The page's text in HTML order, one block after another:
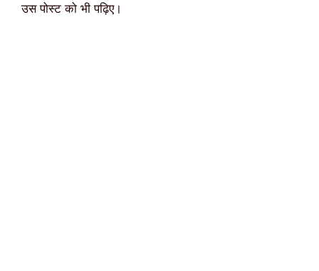
उस पोस्ट को भी पढ़िए।